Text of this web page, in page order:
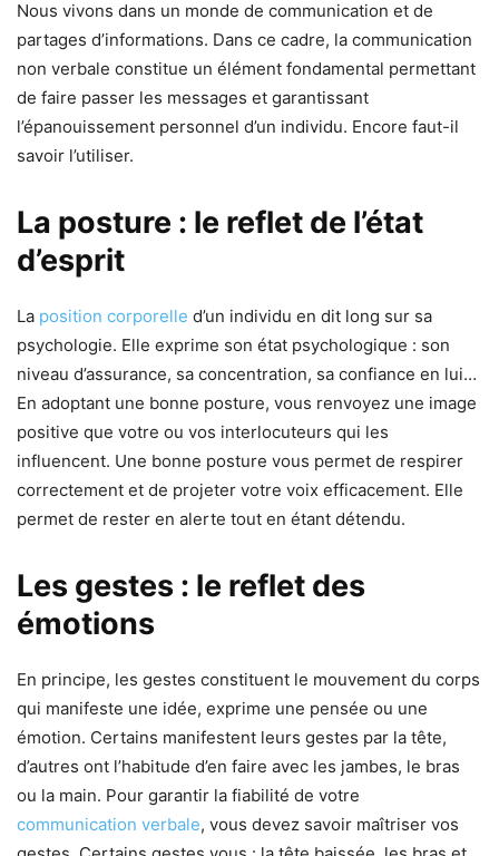
Nous vivons dans un monde de communication et de
partages d’informations. Dans ce cadre, la communication
non verbale constitue un élément fondamental permettant
de faire passer les messages et garantissant
l’épanouissement personnel d’un individu. Encore faut-il
savoir l’utiliser.
La posture : le reflet de l’état
d’esprit
La position corporelle d’un individu en dit long sur sa
psychologie. Elle exprime son état psychologique : son
niveau d’assurance, sa concentration, sa confiance en lui…
En adoptant une bonne posture, vous renvoyez une image
positive que votre ou vos interlocuteurs qui les
influencent. Une bonne posture vous permet de respirer
correctement et de projeter votre voix efficacement. Elle
permet de rester en alerte tout en étant détendu.
Les gestes : le reflet des
émotions
En principe, les gestes constituent le mouvement du corps
qui manifeste une idée, exprime une pensée ou une
émotion. Certains manifestent leurs gestes par la tête,
d’autres ont l’habitude d’en faire avec les jambes, le bras
ou la main. Pour garantir la fiabilité de votre
communication verbale, vous devez savoir maîtriser vos